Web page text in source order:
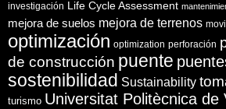
investigación Life Cycle Assessment
mejora de suelos mejora de terrenos
optimización optimization perforación
de construcción puente
sostenibilidad Sustainability
turismo Universitat Politècnica de